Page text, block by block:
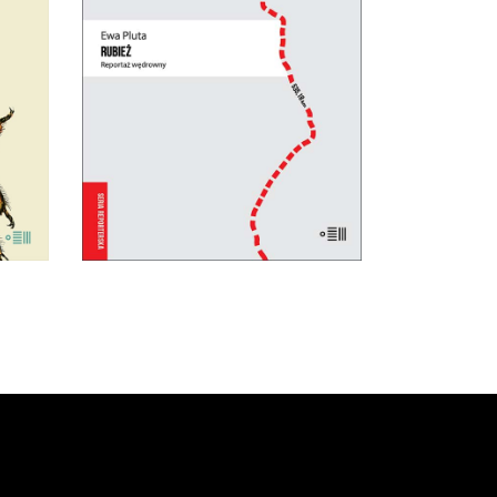
E-BOOK DO
KOSZYKA
nad granicami, murami i
zasiekami, które dzielą ludzi.
zł